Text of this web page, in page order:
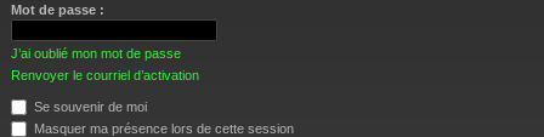
Mot de passe :
J’ai oublié mon mot de passe
Renvoyer le courriel d’activation
Se souvenir de moi
Masquer ma présence lors de cette session